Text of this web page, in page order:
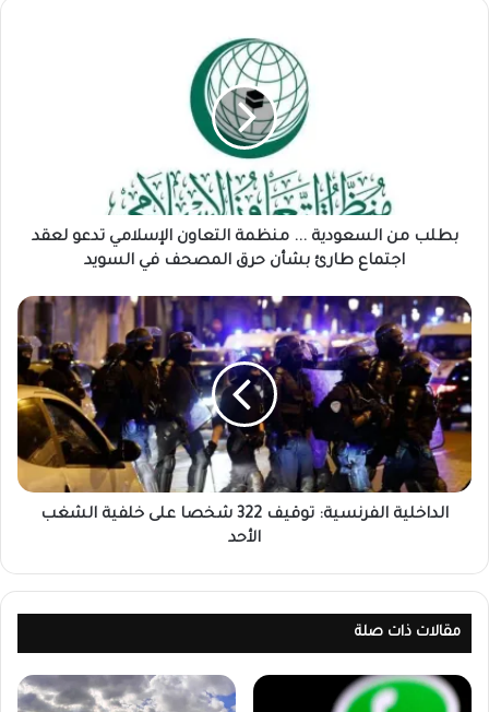
بطلب من السعودية ... منظمة التعاون الإسلامي تدعو لعقد
اجتماع طارئ بشأن حرق المصحف في السويد
الداخلية الفرنسية: توقيف 322 شخصا على خلفية الشغب
الأحد
مقالات ذات صلة